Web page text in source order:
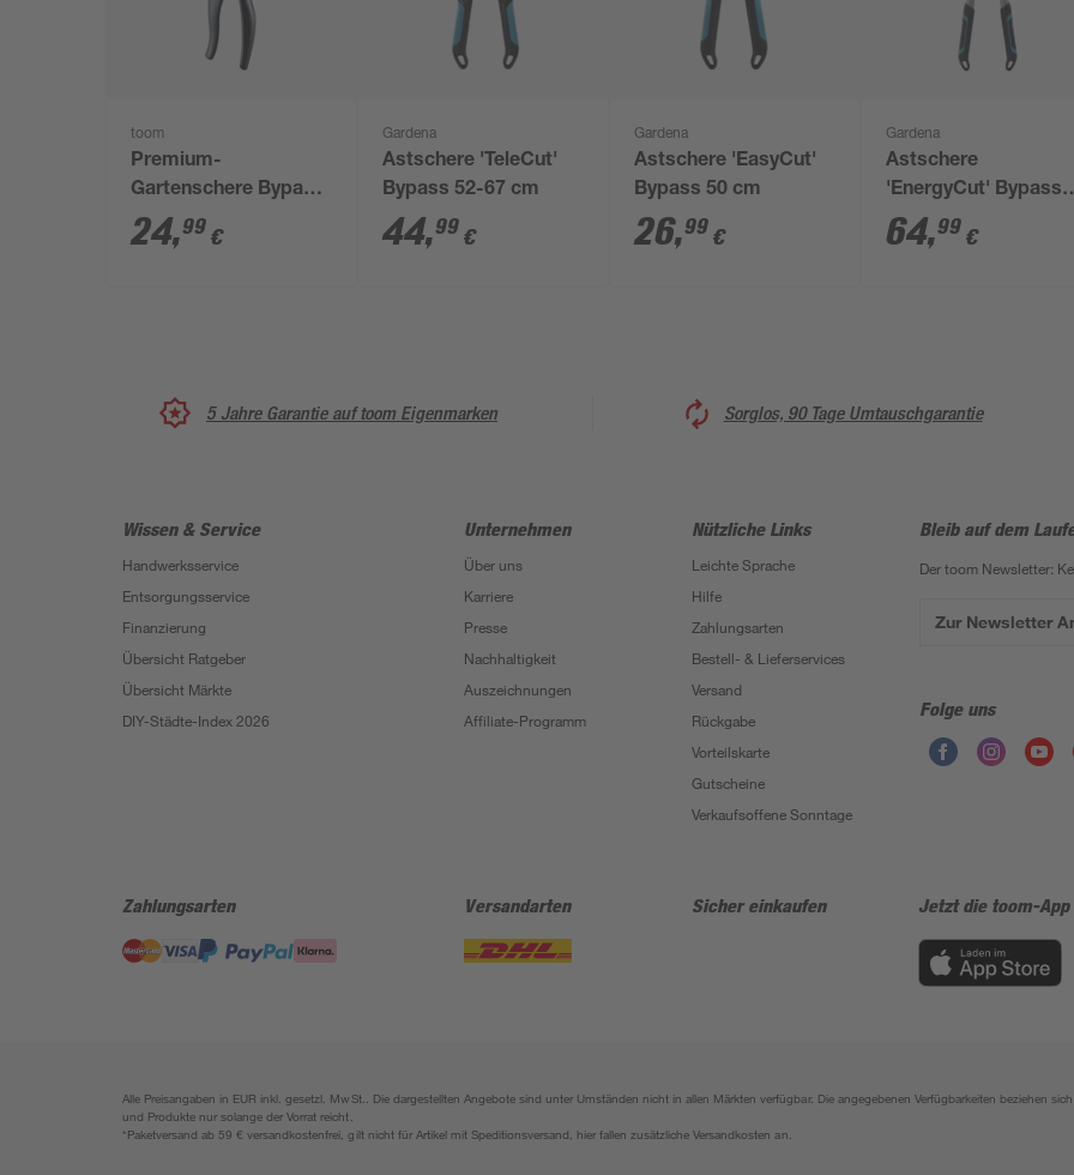
toom
Premium-
Gartenschere Bypass
Carbonstahl
24,99 €
Gardena
Astschere 'TeleCut'
Bypass 52-67 cm
44,99 €
Gardena
Astschere 'EasyCut'
Bypass 50 cm
26,99 €
Gardena
Astschere
'EnergyCut' Bypass
75 cm
64,99 €
5 Jahre Garantie auf toom Eigenmarken Sorglos, 90 Tage Umtauschgarantie
Wissen & Service
Handwerksservice
Entsorgungsservice
Finanzierung
Übersicht Ratgeber
Übersicht Märkte
DIY-Städte-Index 2026
Unternehmen
Über uns
Karriere
Presse
Nachhaltigkeit
Auszeichnungen
Affiliate-Programm
Nützliche Links
Leichte Sprache
Hilfe
Zahlungsarten
Bestell- & Lieferservices
Versand
Rückgabe
Vorteilskarte
Gutscheine
Verkaufsoffene Sonntage
Bleib auf dem
Der toom Newsletter:
Zur Newsletter
Folge uns
Zahlungsarten Versandarten Sicher einkaufen Jetzt die toom-
Alle Preisangaben in EUR inkl. gesetzl. MwSt.. Die dargestellten Angebote sind unter Umständen nicht in allen Märkten verfügbar. Die angegebenen Verfügbarkeiten beziehen
und Produkte nur solange der Vorrat reicht.
*Paketversand ab 59 € versandkostenfrei, gilt nicht für Artikel mit Speditionsversand, hier fallen zusätzliche Versandkosten an.